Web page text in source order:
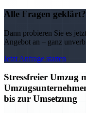
Alle Fragen geklärt?
Dann probieren Sie es
Angebot an – ganz
Jetzt Anfrage starten
Stressfreier Umzug
bis zur Umsetzung